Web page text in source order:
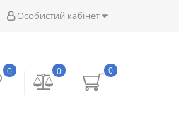
Особистий кабінет
0
0
0